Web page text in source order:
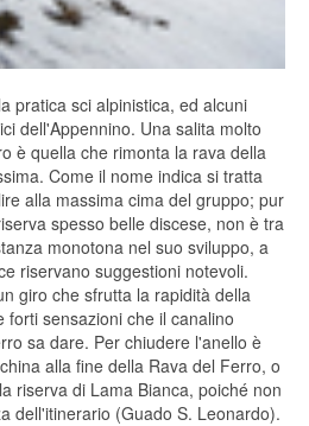
pratica sci alpinistica, ed alcuni
dell'Appennino. Una salita molto
è quella che rimonta la rava della
Come il nome indica si tratta
alla massima cima del gruppo; pur
spesso belle discese, non è tra
monotona nel suo sviluppo, a
riservano suggestioni notevoli.
giro che sfrutta la rapidità della
sensazioni che il canalino
sa dare. Per chiudere l'anello è
alla fine della Rava del Ferro, o
riserva di Lama Bianca, poiché non
dell'itinerario (Guado S. Leonardo).